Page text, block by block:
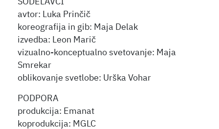
SODELAVCI
avtor: Luka Prinčič
koreografija in gib: Maja Delak
izvedba: Leon Marič
vizualno-konceptualno svetovanje: Maja
Smrekar
oblikovanje svetlobe: Urška Vohar
PODPORA
produkcija: Emanat
koprodukcija: MGLC